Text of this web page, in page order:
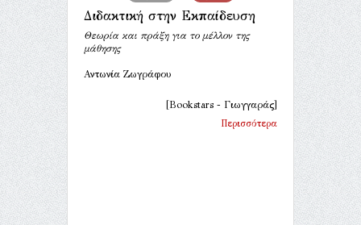
Διδακτική στην Εκπαίδευση
Θεωρία και πράξη για το μέλλον της
μάθησης
Αντωνία Ζωγράφου
[Bookstars - Γιωγγαράς]
Περισσότερα